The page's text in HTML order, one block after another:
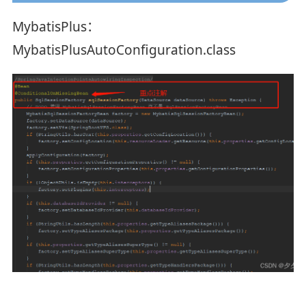
MybatisPlus：
MybatisPlusAutoConfiguration.class